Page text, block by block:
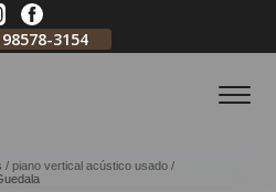
98578-3154
piano vertical acústico usado